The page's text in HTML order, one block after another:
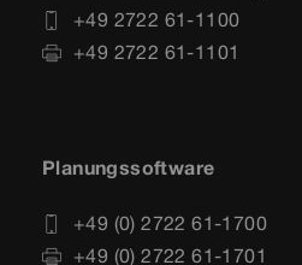
+49 2722 61-1100
+49 2722 61-1101
Planungssoftware
+49 (0) 2722 61-1700
+49 (0) 2722 61-1701